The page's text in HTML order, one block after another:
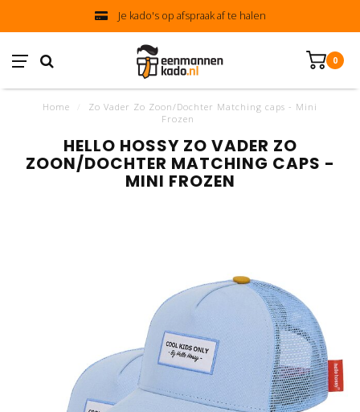
Je kado's op afspraak af te halen
0
Home
Zo Vader Zo Zoon/Dochter Matching caps - Mini
Frozen
HELLO HOSSY ZO VADER ZO
ZOON/DOCHTER MATCHING CAPS -
MINI FROZEN